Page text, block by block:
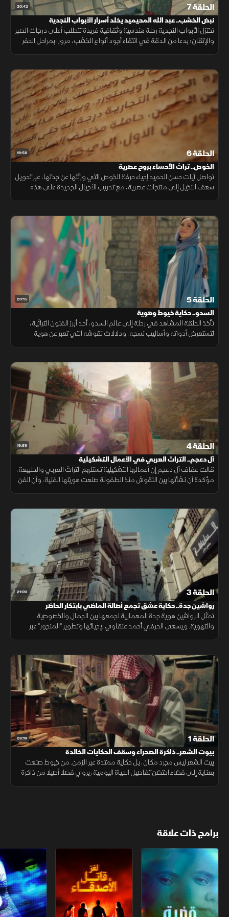
20:42 الحلقة 7
نبض الخشب.. عبد الله المحيميد يخلد أسرار الأبواب النجدية
تختزل الأبواب النجدية رحلة هندسية وثقافية فريدة تتطلب أعلى درجات الصبر
والإتقان؛ بدءا من الدقة في انتقاء أجود أنواع الخشب، مرورا بمراحل الحفر
19:58 الحلقة 6
الخوص.. تراث الأحساء بروح عصرية
تواصل آيات حسن الحميد إحياء حرفة الخوص التي ورثتها عن جدتها، عبر تحويل
سعف النخيل إلى منتجات عصرية، مع تدريب الأجيال الجديدة على هذه
20:15 الحلقة 5
السدو.. حكاية خيوط وهوية
تأخذ الحلقة المشاهد في رحلة إلى عالم السدو، أحد أبرز الفنون التراثية،
لتستعرض أدواته وأساليب نسجه، ودلالات نقوشه التي تعبر عن هوية
19:59 الحلقة 4
آل دعجم.. التراث العربي في الأعمال التشكيلية
قالت عفاف آل دعجم إن أعمالها التشكيلية تستلهم التراث العربي والطبيعة،
مؤكدة أن نشأتها بين النقوش منذ الطفولة صنعت هويتها الفنية، وأن الفن
21:00 الحلقة 3
رواشين جدة.. حكاية عشق تجمع أصالة الماضي بابتكار الحاضر
تمثل الرواشين هوية جدة المعمارية لجمعها بين الجمال والخصوصية
والتهوية. ويسعى الحرفي أحمد عنقاوي لإحيائها وتطوير "المنجور" عبر
26:19 الحلقة 1
بيوت الشعر.. ذاكرة الصحراء وسقف الحكايات الخالدة
بيت الشعر ليس مجرد مكان، بل حكاية ممتدة عبر الزمن. من خيوط صنعت
بعناية إلى فضاء احتضن تفاصيل الحياة اليومية، يروي فصلا أصيلا من ذاكرة
برامج ذات علاقة
قضية ناتاليا.. الخيار الأخير لغز قاتل الأصدقاء مؤثرون..